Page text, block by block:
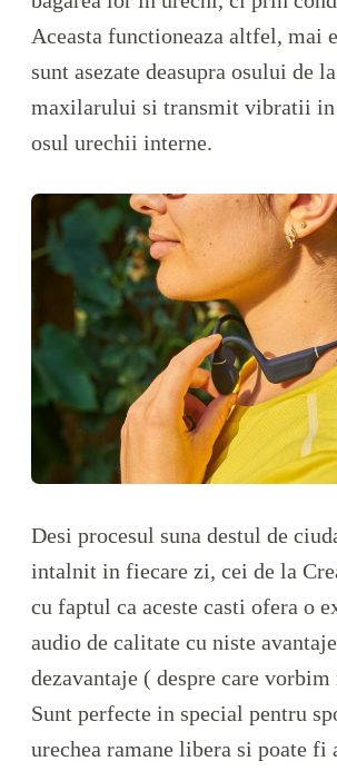
Aceasta functioneaza altfel, mai
sunt asezate deasupra osului de
maxilarului si transmit vibratii
osul urechii interne.
Desi procesul suna destul de
intalnit in fiecare zi, cei de la
cu faptul ca aceste casti ofera o
audio de calitate cu niste
dezavantaje ( despre care
Sunt perfecte in special pentru
urechea ramane libera si poate fi